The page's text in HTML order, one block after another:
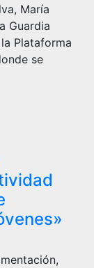
María
Guardia
Plataforma
se